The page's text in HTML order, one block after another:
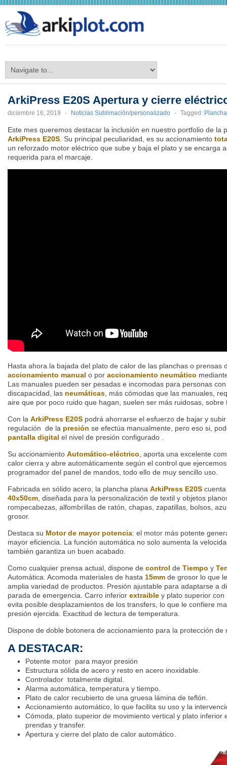
ArkiPress E20S Apertura y cierre
diciembre 16, 2019 - Noticias Sublimación/personalizado - Tagged:
Este mes queremos destacar la inclusión en nuestro portfolio de la
ArkiPress E20S. Su principal peculiaridad, es su accionamiento
un reforzado motor eléctrico que sube y baja el plato y se encarga
requerida para el marcaje.
Hasta ahora la bajada del plato de calor de las planchas o prensas
accionamiento manual o por accionamiento neumático
Las manuales pueden ser pesadas e incomodas para personas
discapacidad, las neumáticas, más cómodas que las manuales,
aire que por poco ruido que hagan, suelen ser más ruidosas,
Con la ArkiPress E20S podrá ahorrarse el esfuerzo de bajar y
regulación de la presión se efectúa manualmente, pero eso si,
pantalla digital el nivel de presión configurado .
Su accionamiento Automático-eléctrico, aporta una excelente
calor cierra y abre automáticamente según el control que
programador del panel de mandos, todo ello de muy sencillo uso.
Fabricada en sólido acero, la plancha plana ArkiPress E20S
40x50cm, diseñada para la personalización de textil y objetos
rompecabezas, alfombrillas de ratón, chapas, zapatillas, bolsos,
grosor.
Destaca su Motor de mayor potencia: el motor más potente
mayor eficiencia. La función automática no solo aumenta la
también garantiza un buen acabado.
Como cualquier prensa actual, dispone de control de Tiempo y
Automática. Acomoda materiales de hasta 15mm de grosor lo que
amplia variedad de productos. Presión ajustable para adaptarse a
parada de emergencia. Carro inferior extraible y plato superior
evita posible desplazamientos de los transfers, lo que le confiere
presión ejercida. Exactitud de lectura de temperatura.
Dispone de doble botonera de accionamiento para la protección de
A DESTACAR:
Potente motor para mayor presión
Estructura sólida de acero y resto en acero inoxidable.
Controlador totalmente digital.
Alarma automática, temperatura y tiempo.
Plato de calor recubierto de una gruesa lámina de teflón.
Accionamiento automático, lo que facilita su uso y la
Cómoda, plato superior de movimiento vertical y plato inferior
prendas y transfer.
Apertura y cierre del plato de calor automático.